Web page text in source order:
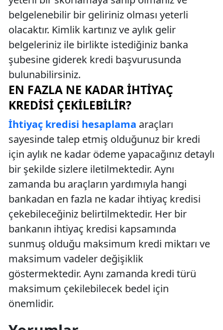
belgelenebilir bir geliriniz olması yeterli
olacaktır. Kimlik kartınız ve aylık gelir
belgeleriniz ile birlikte istediğiniz banka
şubesine giderek kredi başvurusunda
bulunabilirsiniz.
EN FAZLA NE KADAR İHTIYAÇ
KREDISI ÇEKILEBILIR?
İhtiyaç kredisi hesaplama araçları
sayesinde talep etmiş olduğunuz bir kredi
için aylık ne kadar ödeme yapacağınız detaylı
bir şekilde sizlere iletilmektedir. Aynı
zamanda bu araçların yardımıyla hangi
bankadan en fazla ne kadar ihtiyaç kredisi
çekebileceğiniz belirtilmektedir. Her bir
bankanın ihtiyaç kredisi kapsamında
sunmuş olduğu maksimum kredi miktarı ve
maksimum vadeler değişiklik
göstermektedir. Aynı zamanda kredi türü
maksimum çekilebilecek bedel için
önemlidir.